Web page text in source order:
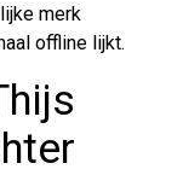
merk
offline lijkt.